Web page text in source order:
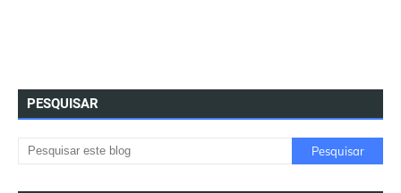
PESQUISAR